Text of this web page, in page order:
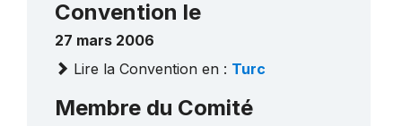
2023
____
Le travail traditionnel de la pierre d’Ahlat
2022
____
____
Convention le
27 mars 2006
Lire la Convention en : Turc
Membre du Comité